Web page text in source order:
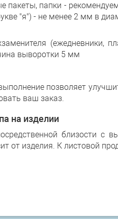
пакеты, папки -
"я") - не менее 2 мм в
(ежедневники,
выворотки 5 мм
позволяет
ваш заказ.
на изделии
близости с
от изделия. К листовой